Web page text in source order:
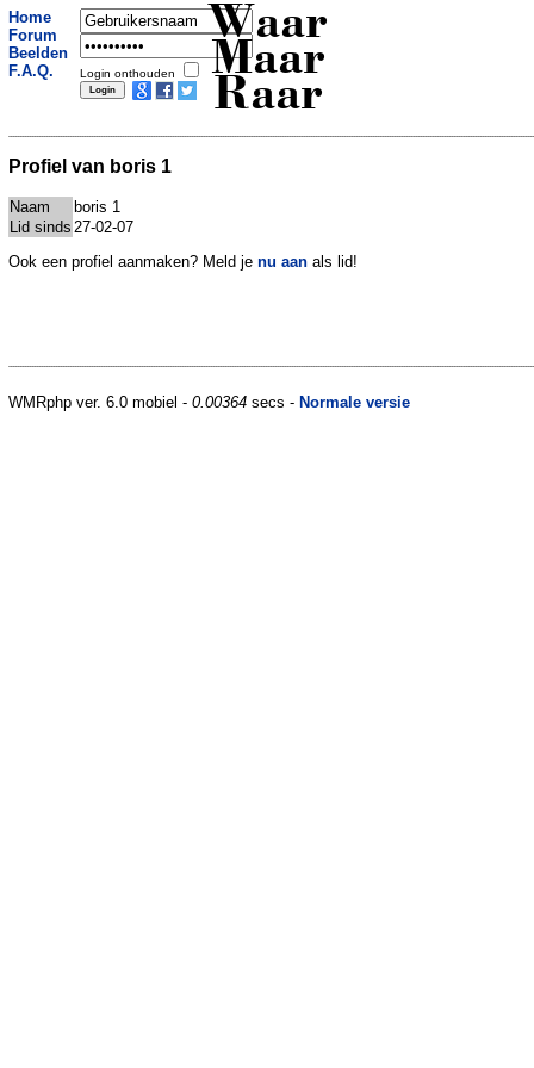
Home
Forum
Beelden
F.A.Q.
Login onthouden
Waar
Maar
Raar
Profiel van boris 1
Naam
boris 1
Lid sinds 27-02-07
Ook een profiel aanmaken? Meld je nu aan als lid!
WMRphp ver. 6.0 mobiel - 0.00364 secs - Normale versie